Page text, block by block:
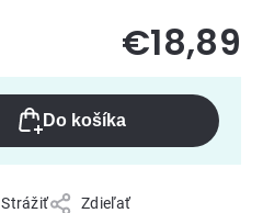
Do košíka
Strážiť Zdieľať
€18,89